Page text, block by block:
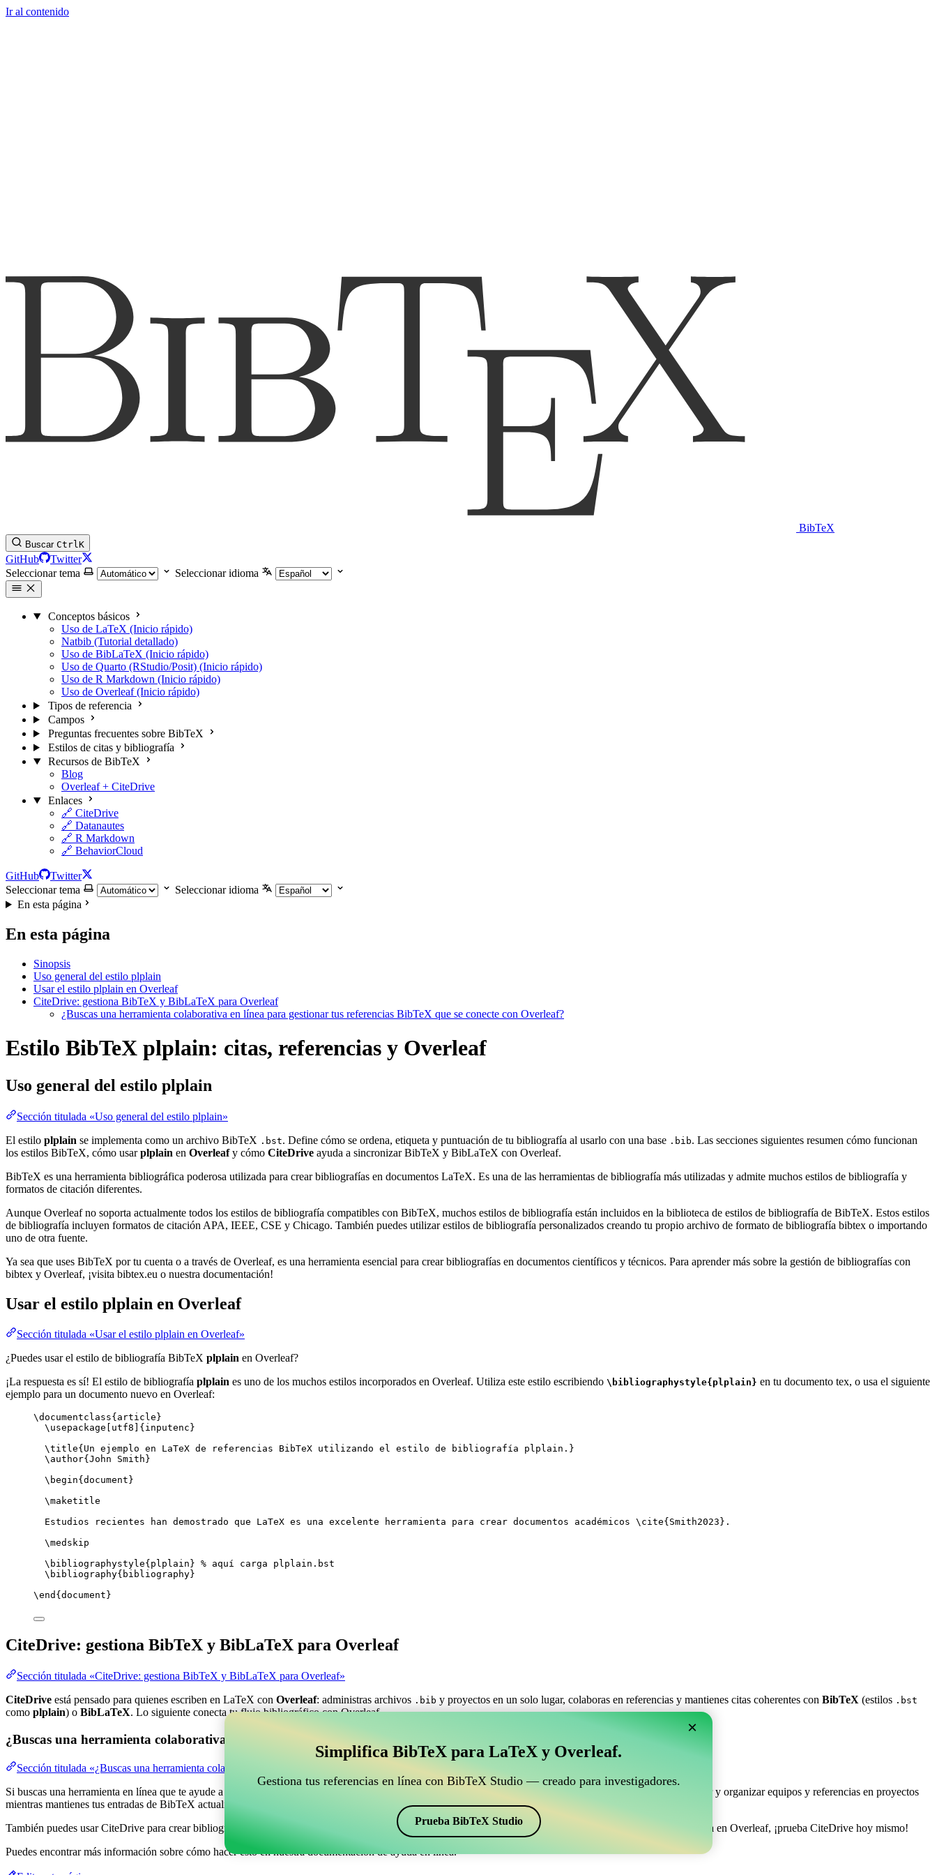
Ir al contenido
BibTeX
Buscar CtrlK
GitHub
Twitter
Seleccionar tema
Seleccionar idioma
Conceptos básicos
Uso de LaTeX (Inicio rápido)
Natbib (Tutorial detallado)
Uso de BibLaTeX (Inicio rápido)
Uso de Quarto (RStudio/Posit) (Inicio rápido)
Uso de R Markdown (Inicio rápido)
Uso de Overleaf (Inicio rápido)
Tipos de referencia
Campos
Preguntas frecuentes sobre BibTeX
Estilos de citas y bibliografía
Recursos de BibTeX
Blog
Overleaf + CiteDrive
Enlaces
🔗 CiteDrive
🔗 Datanautes
🔗 R Markdown
🔗 BehaviorCloud
GitHub
Twitter
Seleccionar tema
Seleccionar idioma
En esta página
En esta página
Sinopsis
Uso general del estilo plplain
Usar el estilo plplain en Overleaf
CiteDrive: gestiona BibTeX y BibLaTeX para Overleaf
¿Buscas una herramienta colaborativa en línea para gestionar tus referencias BibTeX que se conecte con Overleaf?
Estilo BibTeX plplain: citas, referencias y Overleaf
Uso general del estilo plplain
Sección titulada «Uso general del estilo plplain»
El estilo plplain se implementa como un archivo BibTeX .bst. Define cómo se ordena, etiqueta y puntuación de tu bibliografía al usarlo con una base .bib. Las secciones siguientes resumen cómo funcionan
los estilos BibTeX, cómo usarplplain en Overleafy cómo CiteDrive ayuda a sincronizar BibTeX y BibLaTeX con Overleaf.
BibTeX es una herramienta bibliográfica poderosa utilizada para crear bibliografías en documentos LaTeX. Es una de las herramientas de bibliografía más utilizadas y admite muchos estilos de bibliografía y
formatos de citación diferentes.
Aunque Overleaf no soporta actualmente todos los estilos de bibliografía compatibles con BibTeX, muchos estilos de bibliografía están incluidos en la biblioteca de estilos de bibliografía de BibTeX. Estos estilos
de bibliografía incluyen formatos de citación APA, IEEE, CSE y Chicago. También puedes utilizar estilos de bibliografía personalizados creando tu propio archivo de formato de bibliografía bibtex o importando
uno de otra fuente.
Ya sea que uses BibTeX por tu cuenta o a través de Overleaf, es una herramienta esencial para crear bibliografías en documentos científicos y técnicos. Para aprender más sobre la gestión de bibliografías con
bibtex y Overleaf, ¡visita bibtex.eu o nuestra documentación!
Usar el estilo plplain en Overleaf
Sección titulada «Usar el estilo plplain en Overleaf»
¿Puedes usar el estilo de bibliografía BibTeX plplain en Overleaf?
¡La respuesta es sí! El estilo de bibliografía plplain es uno de los muchos estilos incorporados en Overleaf. Utiliza este estilo escribiendo \bibliographystyle{plplain} en tu documento tex, o usa el siguiente
ejemplo para un documento nuevo en Overleaf:
\documentclass{ article }
\usepackage
utf8 ]{ inputenc }
\title{Un ejemplo en LaTeX de referencias BibTeX utilizando el estilo de bibliografía plplain.}
\author{John Smith}
\begin{ document }
\maketitle
Estudios recientes han demostrado que LaTeX es una excelente herramienta para crear documentos académicos \cite{ Smith2023 }.
\medskip
\bibliographystyle{plplain} % aquí carga plplain.bst
\bibliography{bibliography}
\end { document }
CiteDrive: gestiona BibTeX y BibLaTeX para Overleaf
Sección titulada «CiteDrive: gestiona BibTeX y BibLaTeX para Overleaf»
CiteDrive está pensado para quienes escriben en LaTeX con Overleaf: administras archivos .bib y proyectos en un solo lugar, colaboras en referencias y mantienes citas coherentes con BibTeX (estilos .bst
como plplain) o BibLaTeX. Lo siguiente conecta tu flujo bibliográfico con Overleaf.
¿Buscas una herramienta colaborativa en línea para gestionar tus referencias BibTeX que se conecte con Overleaf?
Sección titulada «¿Buscas una herramienta colaborativa en línea para gestionar tus referencias BibTeX que se conecte con Overleaf?»
Si buscas una herramienta en línea que te ayude a gestionar tus referencias, citas y bibliografía en Overleaf, ¡CiteDrive puede ser perfecta! Te permite coleccionar y organizar equipos y referencias en proyectos
mientras mantienes tus entradas de BibTeX actualizadas en tu proyecto de Overleaf.
También puedes usar CiteDrive para crear bibliografías y citas en varios estilos, incluyendo plplain. Así que si buscas una manera fácil de gestionar tu bibliografía en Overleaf, ¡prueba CiteDrive hoy mismo!
Puedes encontrar más información sobre cómo hacer esto en nuestra documentación de ayuda en línea.
×
Simplifica BibTeX para LaTeX y Overleaf.
Gestiona tus referencias en línea con BibTeX Studio — creado para investigadores.
Prueba BibTeX Studio